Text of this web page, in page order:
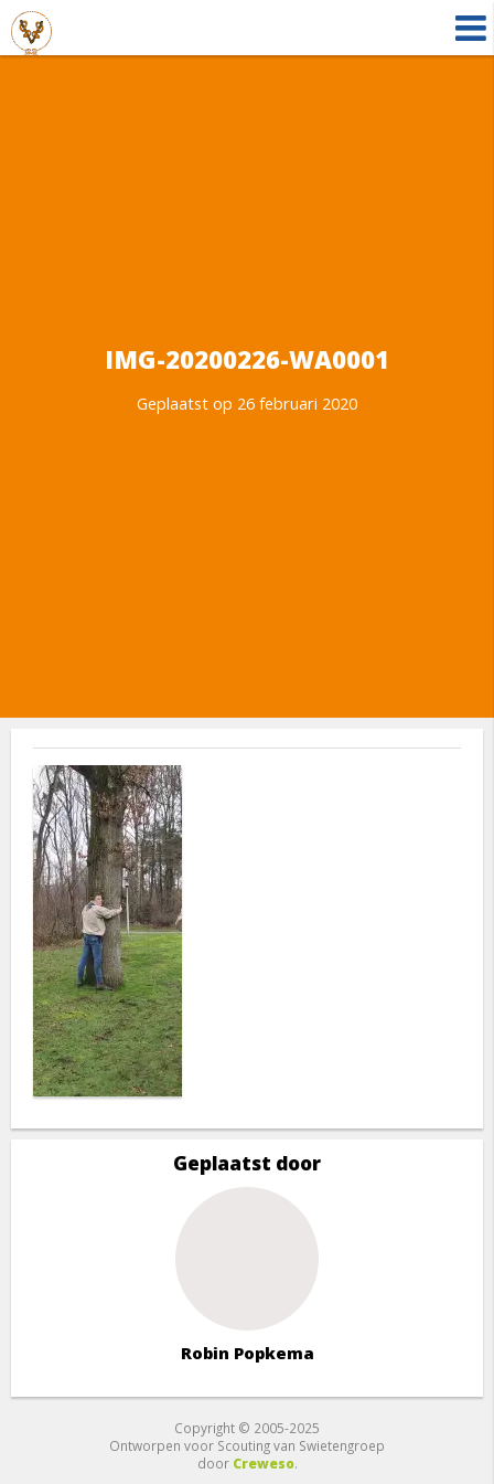
IMG-20200226-WA0001
Geplaatst op 26 februari 2020
Geplaatst door
Robin Popkema
Copyright © 2005-2025
Ontworpen voor Scouting van Swietengroep
door Creweso.